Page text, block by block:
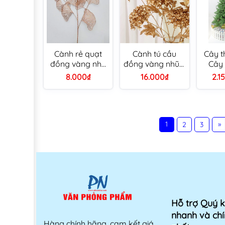
Cành rẻ quạt
đồng vàng nhũ
9 rẻ quạt trang
8.000₫
Cành tú cầu
đồng vàng nhũ 3
bông
16.000₫
Cây
1 2 3 »
Hỗ trợ Quý
nhanh và